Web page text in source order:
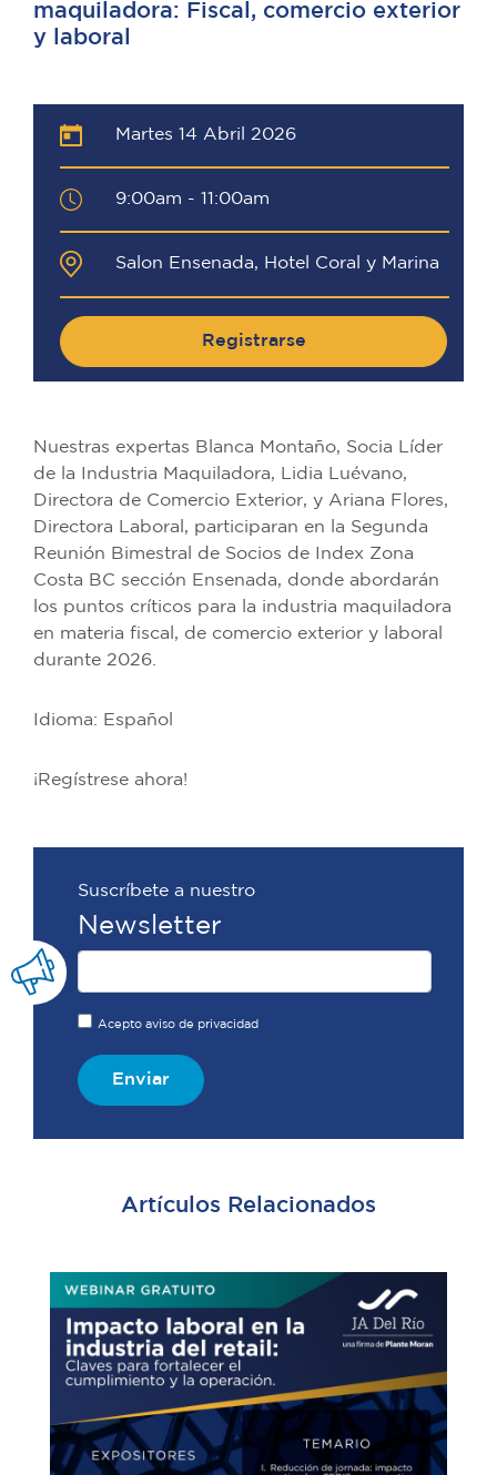
maquiladora: Fiscal, comercio exterior
y laboral
Martes 14 Abril 2026
9:00am - 11:00am
Salon Ensenada, Hotel Coral y Marina
Registrarse
Nuestras expertas Blanca Montaño, Socia Líder
de la Industria Maquiladora, Lidia Luévano,
Directora de Comercio Exterior, y Ariana Flores,
Directora Laboral, participaran en la Segunda
Reunión Bimestral de Socios de Index Zona
Costa BC sección Ensenada, donde abordarán
los puntos críticos para la industria maquiladora
en materia fiscal, de comercio exterior y laboral
durante 2026.
Idioma: Español
¡Regístrese ahora!
Suscríbete a nuestro
Newsletter
Acepto aviso de privacidad
Enviar
Artículos Relacionados